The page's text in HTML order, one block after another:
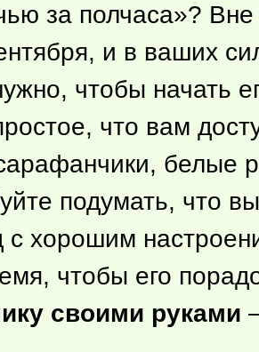
за полчаса»? Вне
и в ваших
чтобы начать
что вам
белые
подумать, что
хорошим
чтобы его
своими руками